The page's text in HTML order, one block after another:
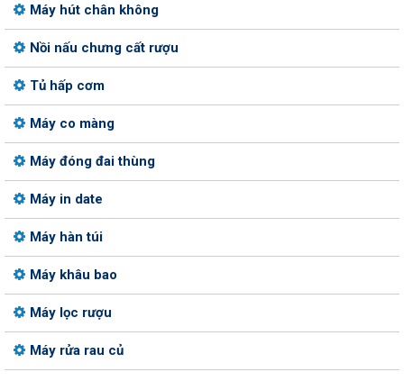
Máy hút chân không
Nồi nấu chưng cất rượu
Tủ hấp cơm
Máy co màng
Máy đóng đai thùng
Máy in date
Máy hàn túi
Máy khâu bao
Máy lọc rượu
Máy rửa rau củ